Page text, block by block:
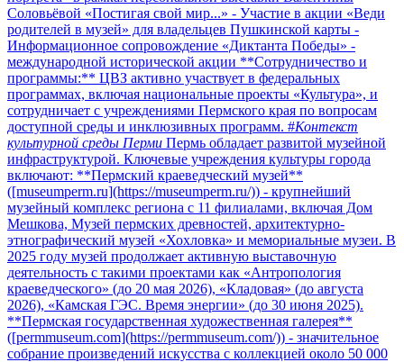
Соловьёвой «Постигая свой мир...» - Участие в акции «Веди
родителей в музей» для владельцев Пушкинской карты -
Информационное сопровождение «Диктанта Победы» -
международной исторической акции **Сотрудничество и
программы:** ЦВЗ активно участвует в федеральных
программах, включая национальные проекты «Культура», и
сотрудничает с учреждениями Пермского края по вопросам
доступной среды и инклюзивных программ. #Контекст
культурной среды Перми Пермь обладает развитой музейной
инфраструктурой. Ключевые учреждения культуры города
включают: **Пермский краеведческий музей**
([museumperm.ru](https://museumperm.ru/)) - крупнейший
музейный комплекс региона с 11 филиалами, включая Дом
Мешкова, Музей пермских древностей, архитектурно-
этнографический музей «Хохловка» и мемориальные музеи. В
2025 году музей продолжает активную выставочную
деятельность с такими проектами как «Антропология
краеведческого» (до 20 мая 2026), «Кладовая» (до августа
2026), «Камская ГЭС. Время энергии» (до 30 июня 2025).
**Пермская государственная художественная галерея**
([permmuseum.com](https://permmuseum.com/)) - значительное
собрание произведений искусства с коллекцией около 50 000